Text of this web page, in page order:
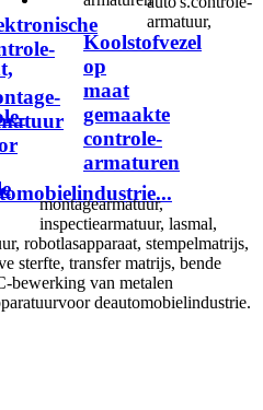
Koolstofvezel
op
maat
gemaakte
controle-
armaturen
armatuur,
montagearmatuur,
inspectiearmatuur, lasmal,
, robotlasapparaat, stempelmatrijs,
sterfte, transfer matrijs, bende
bewerking van metalen
voor deautomobielindustrie.